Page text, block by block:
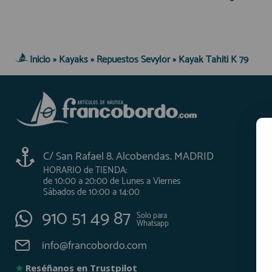
INFORMACION
910 60 71 03
Sábados de 10:00 a 14:00
910 51 49 87 Solo para
Whatsapp
info@francobordo.com
Inicio» Kayaks» Repuestos Sevylor» Kayak Tahiti K 79
C/ San Rafael 8. Alcobendas. MADRID
HORARIO de TIENDA:
de 10:00 a 20:00 de Lunes a Viernes
Sábados de 10:00 a 14:00
910 51 49 87 Solo para
Whatsapp
info@francobordo.com
★Reséñanos en Trustpilot